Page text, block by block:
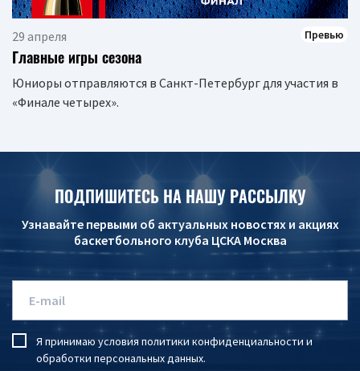
29 апреля Превью
Главные игры сезона
Юниоры отправляются в Санкт-Петербург для участия в
«Финале четырех».
ПОДПИШИТЕСЬ НА НАШУ РАССЫЛКУ
Узнавайте первыми об актуальных новостях и акциях
баскетбольного клуба ЦСКА Москва
Я принимаю условия политики конфиденциальности и
обработки персональных данных.